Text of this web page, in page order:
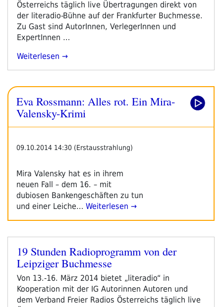
Österreichs täglich live Übertragungen direkt von
der literadio-Bühne auf der Frankfurter Buchmesse.
Zu Gast sind AutorInnen, VerlegerInnen und
ExpertInnen …
„literadio
Frankfurter
Buchmesse
2014
Weiterlesen
Eva Rossmann: Alles rot. Ein Mira-
Valensky-Krimi
09.10.2014 14:30 (Erstausstrahlung)
Mira Valensky hat es in ihrem
neuen Fall – dem 16. – mit
dubiosen Bankengeschäften zu tun
und einer Leiche… Weiterlesen →
Veröffentlicht
am
19 Stunden Radioprogramm von der
Leipziger Buchmesse
Von 13.-16. März 2014 bietet „literadio“ in
Kooperation mit der IG Autorinnen Autoren und
dem Verband Freier Radios Österreichs täglich live